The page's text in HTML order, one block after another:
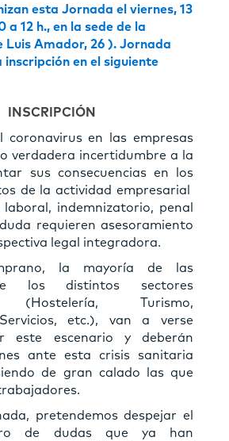
esta Jornada el viernes, 13
a 12 h., en la sede de la
Luis Amador, 26 ). Jornada
en el siguiente
INSCRIPCIÓN
coronavirus en las empresas
verdadera incertidumbre a la
sus consecuencias en los
de la actividad empresarial
indemnizatorio, penal
requieren asesoramiento
legal integradora.
la mayoría de las
los distintos sectores
(Hostelería, Turismo,
etc.), van a verse
este escenario y deberán
ante esta crisis sanitaria
de gran calado las que
pretendemos despejar el
de dudas que ya han